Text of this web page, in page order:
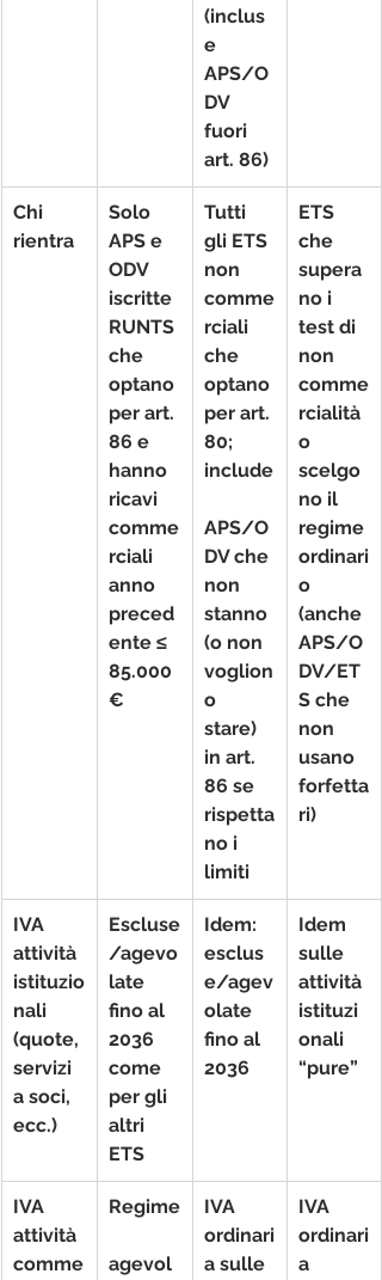
(inclus
e
APS/O
DV
fuori
art. 86)
Chi
rientra
Solo
APS e
ODV
iscritte
RUNTS
che
optano
per art.
86 e
hanno
ricavi
comme
rciali
anno
preced
ente ≤
85.000
€
Tutti
gli ETS
non
comme
rciali
che
optano
per art.
80;
include
APS/O
DV che
non
stanno
(o non
voglion
o
stare)
in art.
86 se
rispetta
no i
limiti
ETS
che
supera
no i
test di
non
comme
rcialità
o
scelgo
no il
regime
ordinari
o
(anche
APS/O
DV/ET
S che
non
usano
forfetta
ri)
IVA
attività
istituzio
nali
(quote,
servizi
a soci,
ecc.)
Escluse
/agevo
late
fino al
2036
come
per gli
altri
ETS
Idem:
esclus
e/agev
olate
fino al
2036
Idem
sulle
attività
istituzi
onali
“pure”
IVA
attività
comme
Regime
agevol
IVA
ordinari
a sulle
IVA
ordinari
a